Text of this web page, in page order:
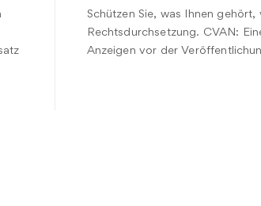
Schützen Sie, was Ihnen
Rechtsdurchsetzung. CVAN:
Anzeigen vor der